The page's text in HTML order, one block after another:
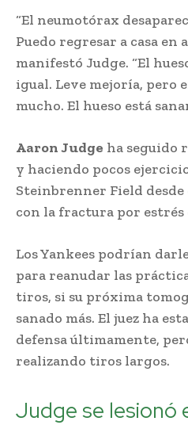
“El neumotórax
Puedo regresar a casa en
manifestó Judge. “El
igual. Leve mejoría, pero
mucho. El hueso está
Aaron Judge ha seguido
y haciendo pocos
Steinbrenner Field
con la fractura por estrés
Los Yankees podrían
para reanudar las
tiros, si su próxima
sanado más. El juez ha
defensa últimamente,
realizando tiros largos.
Judge se lesionó